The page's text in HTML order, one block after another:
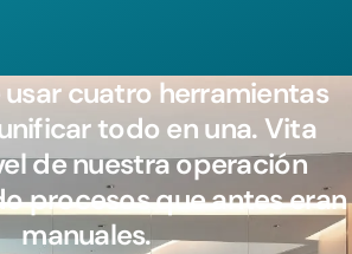
usar cuatro herramientas
todo en una. Vita
de nuestra operación
procesos que antes eran
manuales.